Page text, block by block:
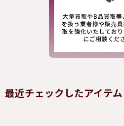
最近チェックしたアイテム